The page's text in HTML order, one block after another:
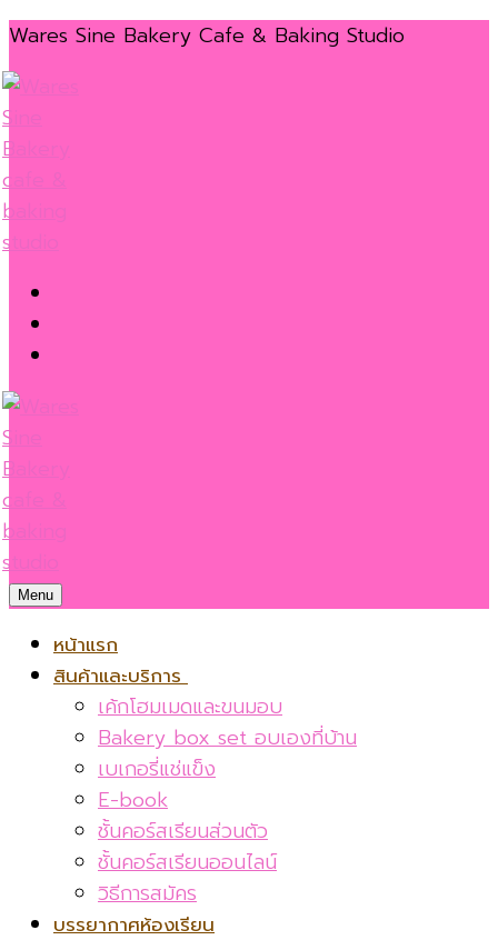
Skip
to
content
Menu
Close
Wares Sine Bakery Cafe & Baking Studio
Menu
หน้าแรก
สินค้าและบริการ
เค้กโฮมเมดและขนมอบ
Bakery box set อบเองที่บ้าน
เบเกอรี่แช่แข็ง
E-book
ชั้นคอร์สเรียนส่วนตัว
ชั้นคอร์สเรียนออนไลน์
วิธีการสมัคร
บรรยากาศห้องเรียน